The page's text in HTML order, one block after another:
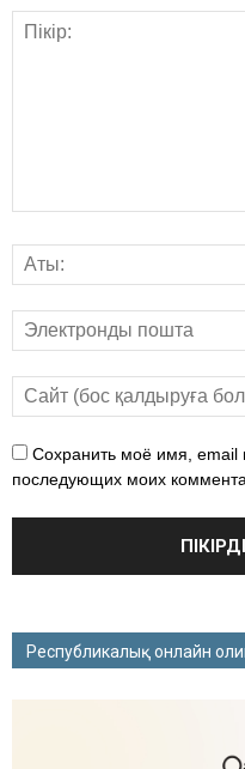
Сохранить моё имя, email
последующих моих
Республикалық онлайн